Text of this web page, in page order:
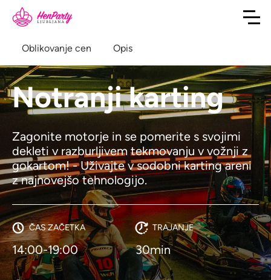
Notranji karting
Zagonite motorje in se pomerite s svojimi
dekleti v razburljivem tekmovanju v vožnji z
gokartom! - Uživajte v sodobni karting areni
z najnovejšo tehnologijo.
ČAS ZAČETKA
14:00-19:00
TRAJANJE
30min
Oblikovanje cen Opis